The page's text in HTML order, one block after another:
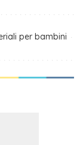
per bambini